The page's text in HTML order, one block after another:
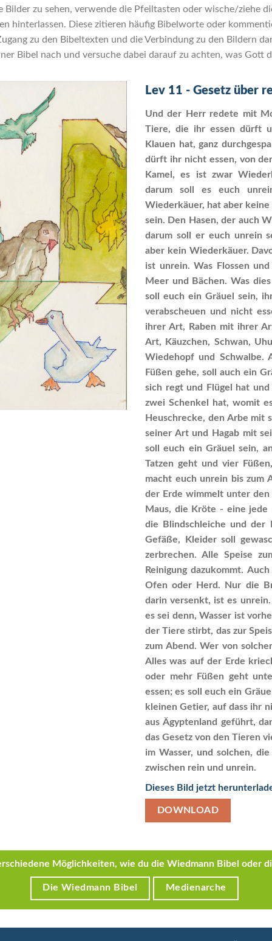
Bilder zu sehen, verwende die Pfeiltasten oder wische/ziehe
hinterlassen. Diese zitieren häufig Bibelworte oder
zu den Bibeltexten und die Verbindung zu den Bildern
Bibel nach und versuche dabei darauf zu achten, was Gott
Lev 11 - Gesetz über
Und der Herr redete mit
Tiere, die ihr essen dürft
Klauen hat, ganz
dürft ihr nicht essen, von
Kamel, es ist zwar
darum soll es euch
Wiederkäuer, hat aber keine
sein. Den Hasen, der auch
darum soll er euch unrein
aber kein Wiederkäuer.
ist unrein. Was Flossen
Meer und Bächen. Was
soll euch ein Gräuel sein,
verabscheuen und nicht
ihrer Art, Raben mit ihrer
Art, Käuzchen, Schwan,
Wiedehopf und Schwalbe.
Füßen gehe, soll auch ein
sich regt und Flügel hat
zwei Schenkel hat, womit
Heuschrecke, den Arbe mit
seiner Art und Hagab mit
soll euch ein Gräuel sein,
Tatzen geht und vier
macht euch unrein bis zum
der Erde wimmelt unter den
Maus, die Kröte - eine
die Blindschleiche und der
Gefäße, Kleider soll
zerbrechen. Alle Speise
Reinigung dazukommt.
Ofen oder Herd. Nur die
darin versenkt, ist es
es sei denn, Wasser ist
der Tiere stirbt, das zur
zum Abend. Wer von
Alles was auf der Erde
oder mehr Füßen geht
essen; es soll euch ein
kleinen Getier, auf dass ihr
aus Ägyptenland geführt,
das Gesetz von den Tieren
im Wasser, und solchen,
zwischen rein und unrein.
Dieses Bild jetzt
DOWNLOAD
Möglichkeiten, wie du die Wiedmann Bibel oder
Die Wiedmann Bibel Medienarche